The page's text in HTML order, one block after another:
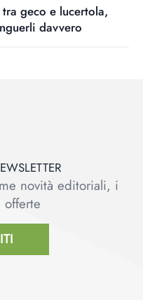
geco e lucertola,
davvero
novità editoriali, i